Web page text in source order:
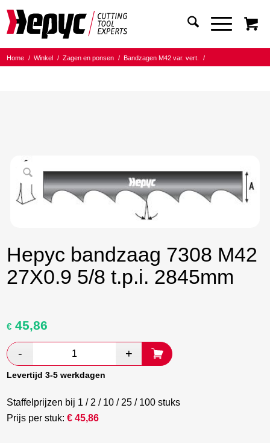
Home / Winkel / Zagen en ponsen / Bandzagen M42 var. vert.
/
Hepyc bandzaag 7308 M42
27X0.9 5/8 t.p.i. 2845mm
Oorspronkelijke
was:
€ 76,43.
€ 45,86
€ 44,33.
Levertijd 3-5 werkdagen
Staffelprijzen bij 1 / 2 / 10 / 25 / 100 stuks
Prijs per stuk:€45,86